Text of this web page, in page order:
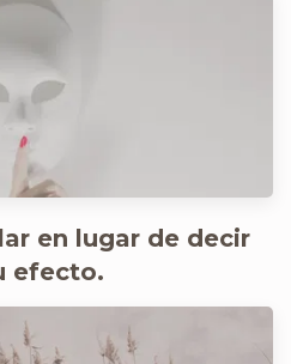
en lugar de decir
efecto.